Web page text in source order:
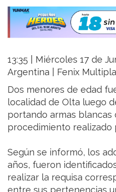
13:35 | Miércoles 17 de
Argentina | Fenix
Dos menores de edad
localidad de Olta luego
portando armas blancas
procedimiento
Según se informó, los
años, fueron
realizar la requisa